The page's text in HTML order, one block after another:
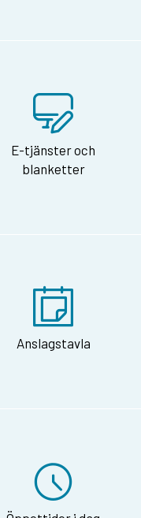
E-tjänster och
blanketter
Anslagstavla